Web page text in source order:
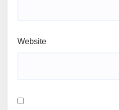
Website